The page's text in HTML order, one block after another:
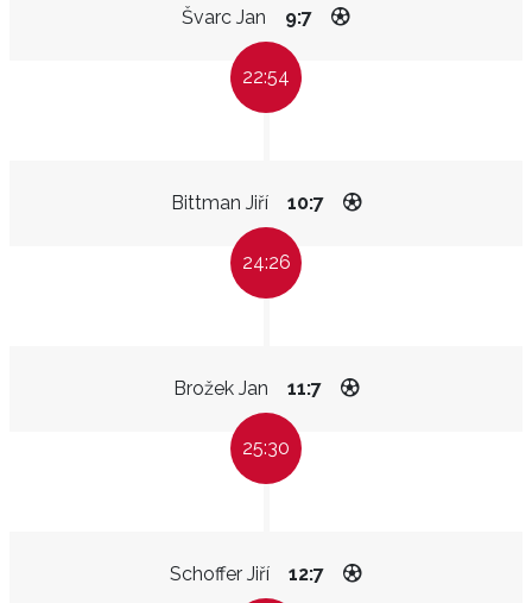
Švarc Jan 9:7
22:54
Bittman Jiří 10:7
24:26
Brožek Jan 11:7
25:30
Schoffer Jiří 12:7